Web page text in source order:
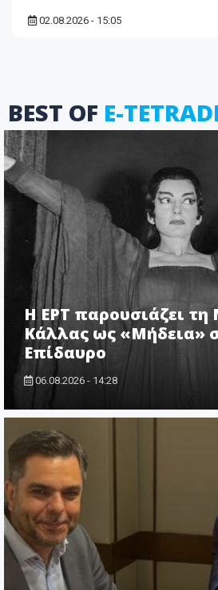
02.08.2026 - 15:05
BEST OF E-
Η ΕΡΤ παρουσιάζει τη
Κάλλας ως «Μήδεια»
Επίδαυρο
06.08.2026 - 14:28